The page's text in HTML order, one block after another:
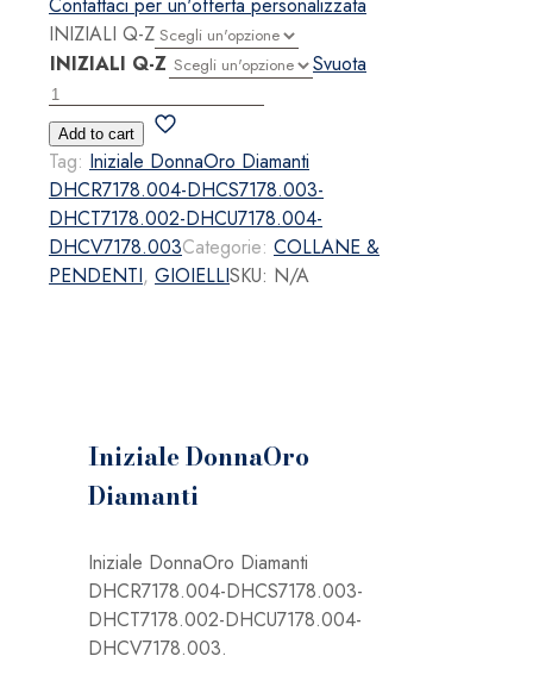
Contattaci per un'offerta personalizzata
INIZIALI Q-Z
INIZIALI Q-Z
Svuota
Iniziale
DonnaOro
Diamanti
Q-
Z
quantità
Add to cart
Tag: Iniziale DonnaOro Diamanti
DHCR7178.004-DHCS7178.003-
DHCT7178.002-DHCU7178.004-
DHCV7178.003Categorie: COLLANE &
PENDENTI, GIOIELLISKU: N/A
Iniziale DonnaOro
Diamanti
Iniziale DonnaOro Diamanti
DHCR7178.004-DHCS7178.003-
DHCT7178.002-DHCU7178.004-
DHCV7178.003.